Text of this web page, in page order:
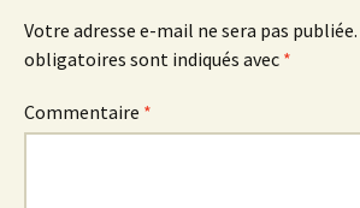
Votre adresse e-mail ne sera pas publiée.
obligatoires sont indiqués avec *
Commentaire *